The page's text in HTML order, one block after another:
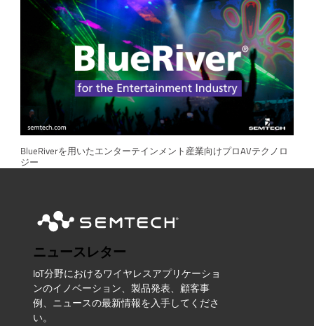
BlueRiverを用いたエンターテインメント産業向けプロAVテクノロ
ジー
ニュースレター
IoT分野におけるワイヤレスアプリケーショ
ンのイノベーション、製品発表、顧客事
例、ニュースの最新情報を入手してくださ
い。